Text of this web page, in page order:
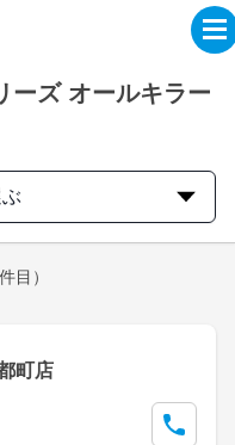
ーズ オールキラー
目）
町店